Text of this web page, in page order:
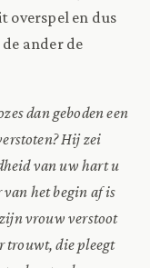
overspel en dus
ander de
dan geboden een
Hij zei
van uw hart u
het begin af is
vrouw verstoot
trouwt, die pleegt